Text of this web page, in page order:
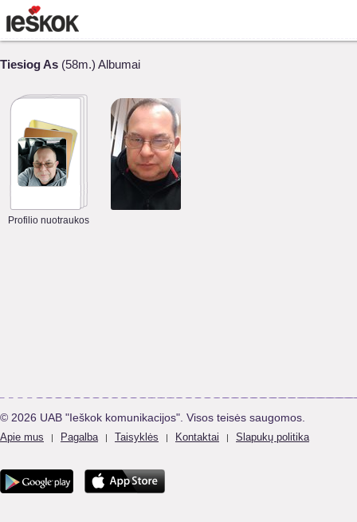
Tiesiog As (58m.) Albumai
Profilio nuotraukos
© 2026 UAB "Ieškok komunikacijos". Visos teisės saugomos.
Apie mus | Pagalba | Taisyklės | Kontaktai | Slapukų politika